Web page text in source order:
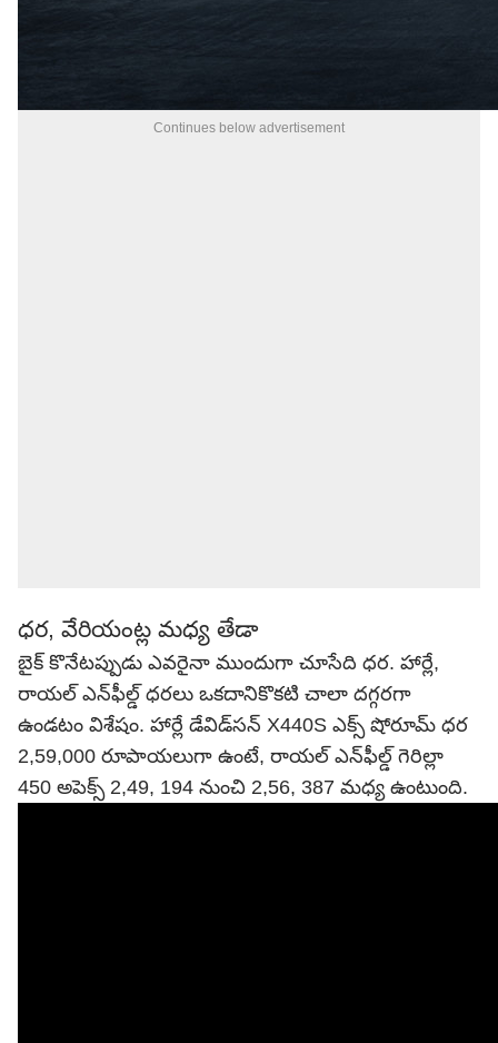
Continues below advertisement
ధర, వేరియంట్ల మధ్య తేడా
బైక్ కొనేటప్పుడు ఎవరైనా ముందుగా చూసేది ధర. హార్లే,
రాయల్‌ ఎన్‌ఫీల్డ్ ధరలు ఒకదానికొకటి చాలా దగ్గరగా
ఉండటం విశేషం. హార్లే డేవిడ్‌సన్ X440S ఎక్స్‌ షోరూమ్ ధర
2,59,000 రూపాయలుగా ఉంటే, రాయల్‌ ఎన్‌ఫీల్డ్‌ గెరిల్లా
450 అపెక్స్‌ 2,49, 194 నుంచి 2,56, 387 మధ్య ఉంటుంది.